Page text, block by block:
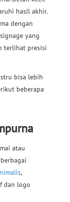
hasil akhir.
dengan
yang
terlihat presisi
bisa lebih
beberapa
atau
,
dan logo